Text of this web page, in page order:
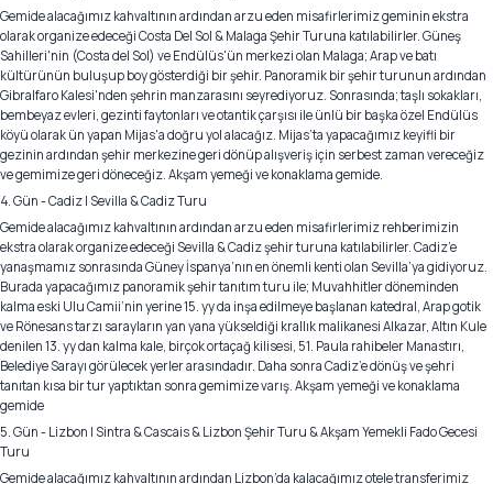
Gemide alacağımız kahvaltının ardından arzu eden misafirlerimiz geminin ekstra
olarak organize edeceği Costa Del Sol & Malaga Şehir Turuna katılabilirler. Güneş
Sahilleri'nin (Costa del Sol) ve Endülüs'ün merkezi olan Malaga; Arap ve batı
kültürünün buluşup boy gösterdiği bir şehir. Panoramik bir şehir turunun ardından
Gibralfaro Kalesi'nden şehrin manzarasını seyrediyoruz. Sonrasında; taşlı sokakları,
bembeyaz evleri, gezinti faytonları ve otantik çarşısı ile ünlü bir başka özel Endülüs
köyü olarak ün yapan Mijas'a doğru yol alacağız. Mijas’ta yapacağımız keyifli bir
gezinin ardından şehir merkezine geri dönüp alışveriş için serbest zaman vereceğiz
ve gemimize geri döneceğiz. Akşam yemeği ve konaklama gemide.
4. Gün - Cadiz | Sevilla & Cadiz Turu
Gemide alacağımız kahvaltının ardından arzu eden misafirlerimiz rehberimizin
ekstra olarak organize edeceği Sevilla & Cadiz şehir turuna katılabilirler. Cadiz’e
yanaşmamız sonrasında Güney İspanya’nın en önemli kenti olan Sevilla’ya gidiyoruz.
Burada yapacağımız panoramik şehir tanıtım turu ile; Muvahhitler döneminden
kalma eski Ulu Camii’nin yerine 15. yy da inşa edilmeye başlanan katedral, Arap gotik
ve Rönesans tarzı sarayların yan yana yükseldiği krallık malikanesi Alkazar, Altın Kule
denilen 13. yy dan kalma kale, birçok ortaçağ kilisesi, 51. Paula rahibeler Manastırı,
Belediye Sarayı görülecek yerler arasındadır. Daha sonra Cadiz’e dönüş ve şehri
tanıtan kısa bir tur yaptıktan sonra gemimize varış. Akşam yemeği ve konaklama
gemide
5. Gün - Lizbon | Sintra & Cascais & Lizbon Şehir Turu & Akşam Yemekli Fado Gecesi
Turu
Gemide alacağımız kahvaltının ardından Lizbon’da kalacağımız otele transferimiz